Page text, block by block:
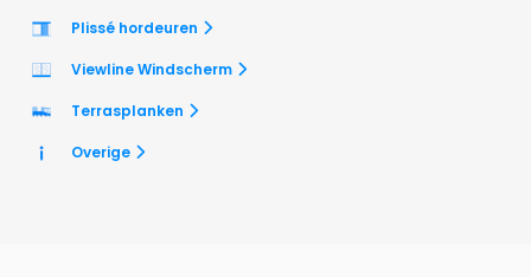
Plissé hordeuren
Viewline Windscherm
Terrasplanken
Overige